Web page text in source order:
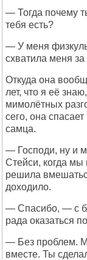
— Тогда почему
тебя есть?
— У меня
схватила меня
Откуда она
лет, что я её
мимолётных
сего, она
самца.
— Господи, ну и
Стейси, когда мы
решила
доходило.
— Спасибо, — с
рада оказаться
— Без проблем.
вместе. Ты